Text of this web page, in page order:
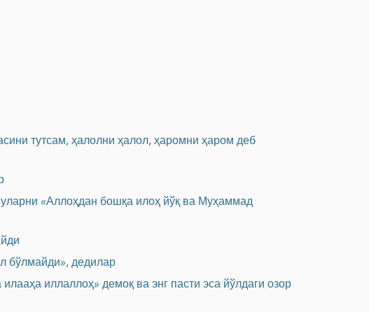
тутсам, ҳалолни ҳалол, ҳаромни ҳаром деб
уларни «Аллоҳдан бошқа илоҳ йўқ ва Муҳаммад
бўлмайди», дедилар
иллаллоҳ» демоқ ва энг пасти эса йўлдаги озор